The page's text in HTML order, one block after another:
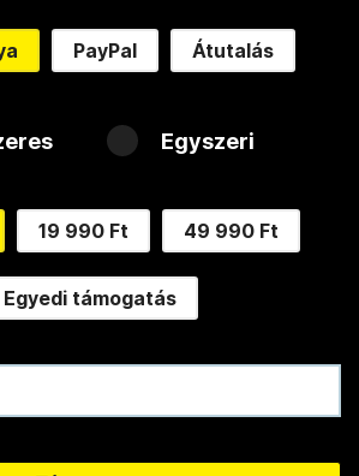
PayPal Átutalás
Egyszeri
19 990 Ft 49 990 Ft
Egyedi támogatás